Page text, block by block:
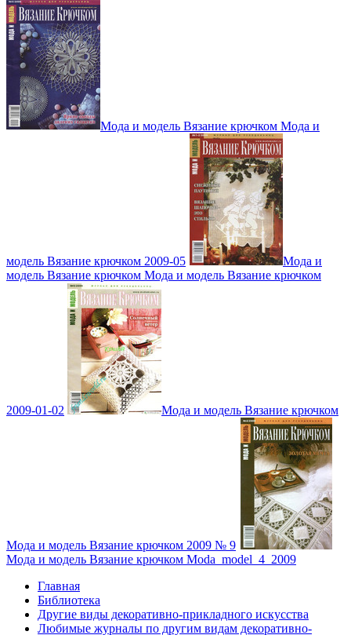
Мода и модель Вязание крючком Мода и
модель Вязание крючком 2009-05
Мода и
модель Вязание крючком Мода и модель Вязание крючком
2009-01-02 Мода и модель Вязание крючком
Мода и модель Вязание крючком 2009 № 9
Мода и модель Вязание крючком Moda_model_4_2009
Главная
Библиотека
Другие виды декоративно-прикладного искусства
Любимые журналы по другим видам декоративно-